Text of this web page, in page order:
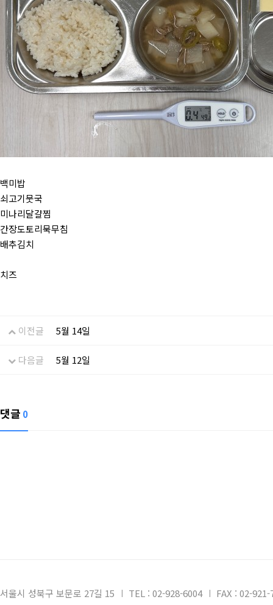
백미밥
쇠고기뭇국
미나리달걀찜
간장도토리묵무침
배추김치
치즈
이전글 5월 14일
다음글 5월 12일
댓글 0
서울시 성북구 보문로 27길 15 TEL : 02-928-6004
FAX : 02-921-